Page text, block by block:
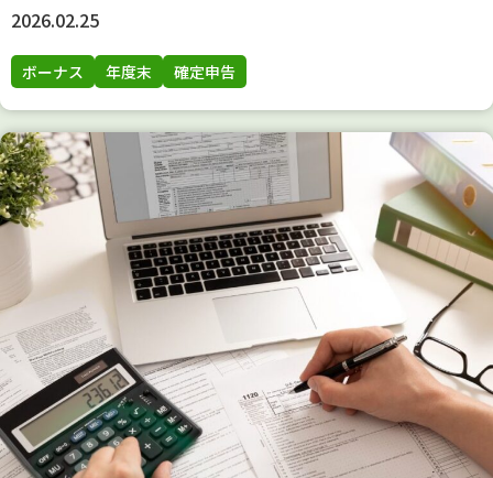
2026.02.25
ボーナス 年度末 確定申告